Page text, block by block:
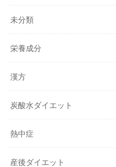
未分類
栄養成分
漢方
炭酸水ダイエット
熱中症
産後ダイエット